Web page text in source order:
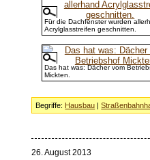
Für die Dachfenster wurden
Acrylglasstreifen geschnitten.
Das hat was: Dächer vom
Mickten.
Begriffe: Hausbau |
26. August 2013